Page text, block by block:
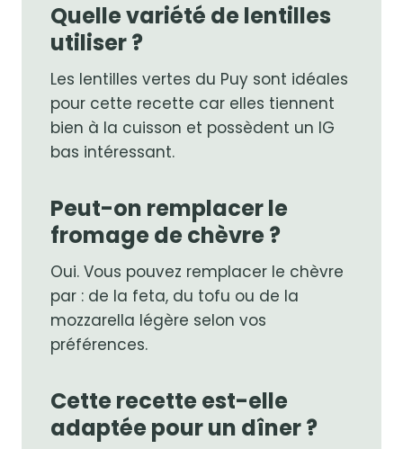
Quelle variété de lentilles
utiliser ?
Les lentilles vertes du Puy sont idéales
pour cette recette car elles tiennent
bien à la cuisson et possèdent un IG
bas intéressant.
Peut-on remplacer le
fromage de chèvre ?
Oui. Vous pouvez remplacer le chèvre
par : de la feta, du tofu ou de la
mozzarella légère selon vos
préférences.
Cette recette est-elle
adaptée pour un dîner ?